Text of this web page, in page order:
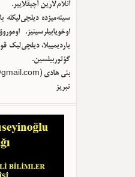
آنلام‌لارین آچیقلاییر.
سیته‌میزده دیلچی‌لیکله
اوخویابیلرسینیز.
یاردیمییلا، دیلچی‌لیک
گؤتوربیلسین.
بئی هادی (
تبریز